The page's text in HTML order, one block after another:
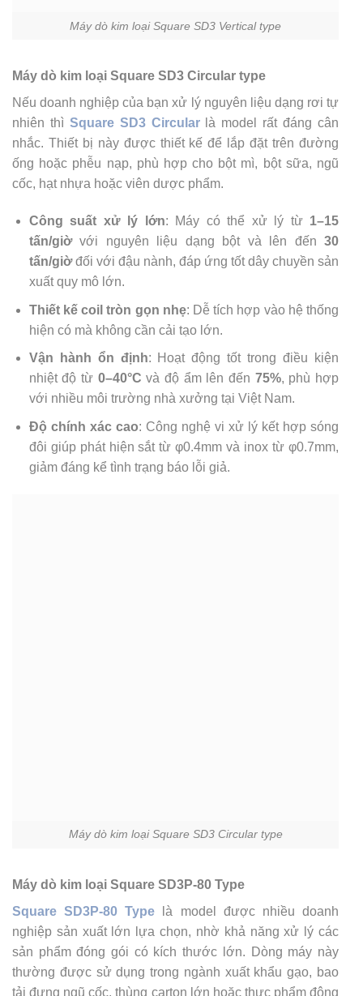
Máy dò kim loại Square SD3 Vertical type
Máy dò kim loại Square SD3 Circular type
Nếu doanh nghiệp của bạn xử lý nguyên liệu dạng rơi tự
nhiên thì Square SD3 Circularlà model rất đáng cân
nhắc. Thiết bị này được thiết kế để lắp đặt trên đường
ống hoặc phễu nạp, phù hợp cho bột mì, bột sữa, ngũ
cốc, hạt nhựa hoặc viên dược phẩm.
Công suất xử lý lớn: Máy có thể xử lý từ 1–15
tấn/giờvới nguyên liệu dạng bột và lên đến 30
tấn/giờđối với đậu nành, đáp ứng tốt dây chuyền sản
xuất quy mô lớn.
Thiết kế coil tròn gọn nhẹ: Dễ tích hợp vào hệ thống
hiện có mà không cần cải tạo lớn.
Vận hành ổn định: Hoạt động tốt trong điều kiện
nhiệt độ từ 0–40°Cvà độ ẩm lên đến 75%, phù hợp
với nhiều môi trường nhà xưởng tại Việt Nam.
Độ chính xác cao: Công nghệ vi xử lý kết hợp sóng
đôi giúp phát hiện sắt từ φ0.4mm và inox từ φ0.7mm,
giảm đáng kể tình trạng báo lỗi giả.
Máy dò kim loại Square SD3 Circular type
Máy dò kim loại Square SD3P-80 Type
Square SD3P-80 Type là model được nhiều doanh
nghiệp sản xuất lớn lựa chọn, nhờ khả năng xử lý các
sản phẩm đóng gói có kích thước lớn. Dòng máy này
thường được sử dụng trong ngành xuất khẩu gạo, bao
tải đựng ngũ cốc, thùng carton lớn hoặc thực phẩm đông